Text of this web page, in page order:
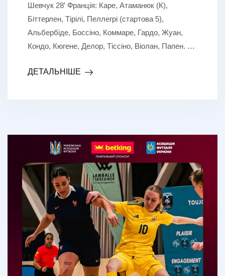
Шевчук 28′ Франція: Каре, Атаманюк (К),
Біттерлен, Тірілі, Пеллегрі (стартова 5),
Альбербіде, Боссіно, Коммаре, Гардо, Жуан,
Кондо, Кюгене, Делор, Тіссіно, Віолан, Папен. …
ДЕТАЛЬНІШЕ